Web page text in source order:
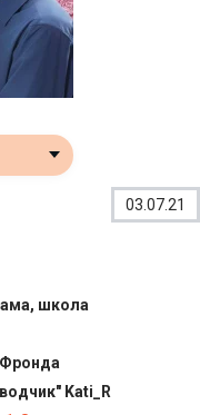
03.07.21
школа
Kati_R